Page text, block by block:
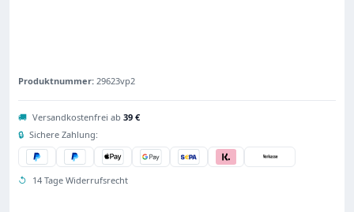
Produktnummer: 29623vp2
🚚 Versandkostenfrei ab 39 €
🔒 Sichere Zahlung:
↺ 14 Tage Widerrufsrecht